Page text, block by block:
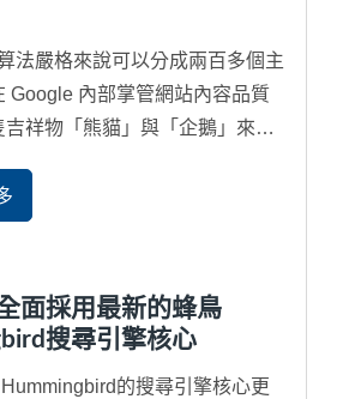
法嚴格來說可以分成兩百多個主
Google 內部掌管網站內容品質
吉祥物「熊貓」與「企鵝」來代
面採用最新的蜂鳥
搜尋引擎核心
的搜尋引擎核心更